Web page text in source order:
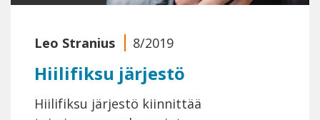
Leo Stranius 8/2019
Hiilifiksu järjestö
Hiilifiksu järjestö kiinnittää